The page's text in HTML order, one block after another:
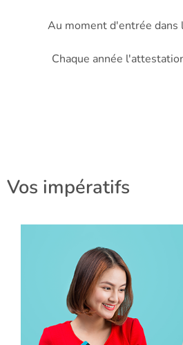
Au moment d'entrée dans
Chaque année
Vos impératifs